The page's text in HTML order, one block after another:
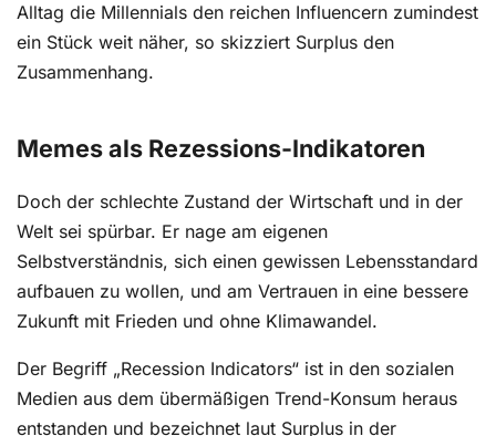
Alltag die Millennials den reichen Influencern zumindest
ein Stück weit näher, so skizziert Surplus den
Zusammenhang.
Memes als Rezessions-Indikatoren
Doch der schlechte Zustand der Wirtschaft und in der
Welt sei spürbar. Er nage am eigenen
Selbstverständnis, sich einen gewissen Lebensstandard
aufbauen zu wollen, und am Vertrauen in eine bessere
Zukunft mit Frieden und ohne Klimawandel.
Der Begriff „Recession Indicators“ ist in den sozialen
Medien aus dem übermäßigen Trend-Konsum heraus
entstanden und bezeichnet laut Surplus in der